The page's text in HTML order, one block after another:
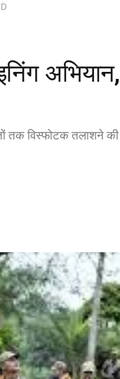
अभियान,
तक विस्फोटक तलाशने की